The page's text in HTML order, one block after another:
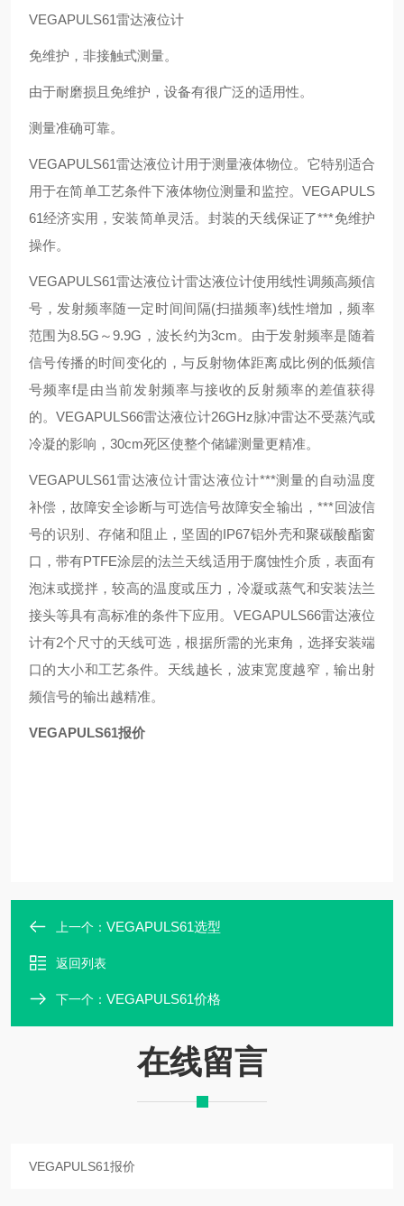
VEGAPULS61雷达液位计
免维护，非接触式测量。
由于耐磨损且免维护，设备有很广泛的适用性。
测量准确可靠。
VEGAPULS61雷达液位计用于测量液体物位。它特别适合
用于在简单工艺条件下液体物位测量和监控。VEGAPULS
61经济实用，安装简单灵活。封装的天线保证了***免维护
操作。
VEGAPULS61雷达液位计雷达液位计使用线性调频高频信
号，发射频率随一定时间间隔(扫描频率)线性增加，频率
范围为8.5G～9.9G，波长约为3cm。由于发射频率是随着
信号传播的时间变化的，与反射物体距离成比例的低频信
号频率f是由当前发射频率与接收的反射频率的差值获得
的。VEGAPULS66雷达液位计26GHz脉冲雷达不受蒸汽或
冷凝的影响，30cm死区使整个储罐测量更精准。
VEGAPULS61雷达液位计雷达液位计***测量的自动温度
补偿，故障安全诊断与可选信号故障安全输出，***回波信
号的识别、存储和阻止，坚固的IP67铝外壳和聚碳酸酯窗
口，带有PTFE涂层的法兰天线适用于腐蚀性介质，表面有
泡沫或搅拌，较高的温度或压力，冷凝或蒸气和安装法兰
接头等具有高标准的条件下应用。VEGAPULS66雷达液位
计有2个尺寸的天线可选，根据所需的光束角，选择安装端
口的大小和工艺条件。天线越长，波束宽度越窄，输出射
频信号的输出越精准。
VEGAPULS61报价
上一个： VEGAPULS61选型
返回列表
下一个： VEGAPULS61价格
在线留言